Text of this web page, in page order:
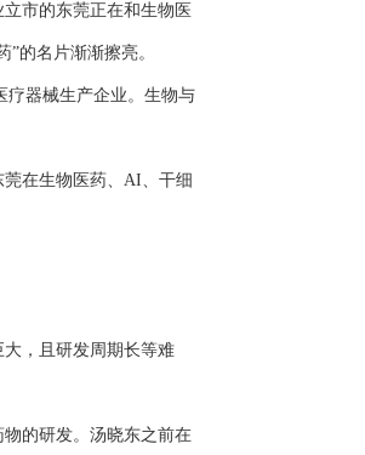
市的东莞正在和生物医
的名片渐渐擦亮。
器械生产企业。生物与
在生物医药、AI、干细
，且研发周期长等难
的研发。汤晓东之前在